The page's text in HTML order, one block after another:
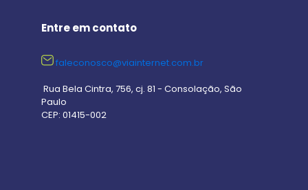
Entre em contato
faleconosco@viainternet.com.br
Rua Bela Cintra, 756, cj. 81 - Consolação, São
Paulo
CEP: 01415-002